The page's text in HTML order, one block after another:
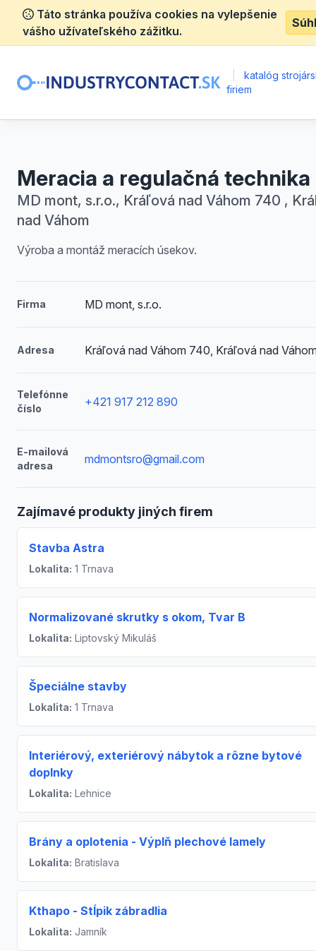
Táto stránka používa cookies na vylepšenie
vášho užívateľského zážitku.
katalóg
firiem
Meracia a regulačná technika
MD mont, s.r.o., Kráľová nad Váhom 740 ,
nad Váhom
Výroba a montáž meracích úsekov.
Firma MD mont, s.r.o.
Adresa Kráľová nad Váhom 740, Kráľová nad
Telefónne
číslo
+421 917 212 890
E-mailová
adresa
mdmontsro@gmail.com
Zajímavé produkty jiných firem
Stavba Astra
Lokalita: 1 Trnava
Normalizované skrutky s okom, Tvar B
Lokalita: Liptovský Mikuláš
Špeciálne stavby
Lokalita: 1 Trnava
Interiérový, exteriérový nábytok a rôzne bytové
doplnky
Lokalita: Lehnice
Brány a oplotenia - Výplň plechové lamely
Lokalita: Bratislava
Kthapo - Stĺpik zábradlia
Lokalita: Jamník